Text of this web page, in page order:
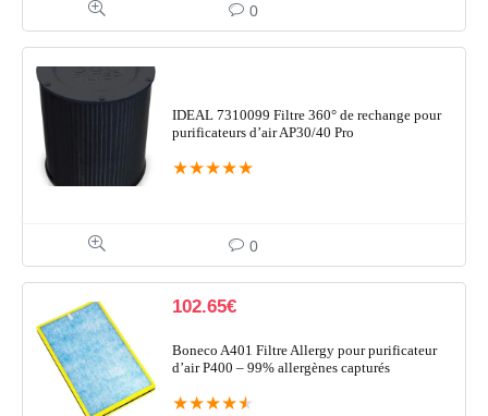
0
IDEAL 7310099 Filtre 360° de rechange pour
purificateurs d’air AP30/40 Pro
★★★★★
0
102.65€
Boneco A401 Filtre Allergy pour purificateur
d’air P400 – 99% allergènes capturés
★★★★★